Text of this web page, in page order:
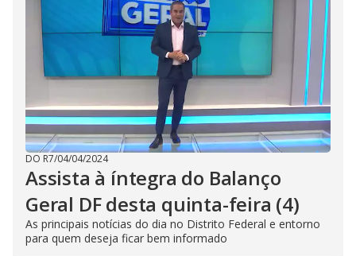
DO R7/04/04/2024
Assista à íntegra do Balanço
Geral DF desta quinta-feira (4)
As principais notícias do dia no Distrito Federal e entorno
para quem deseja ficar bem informado